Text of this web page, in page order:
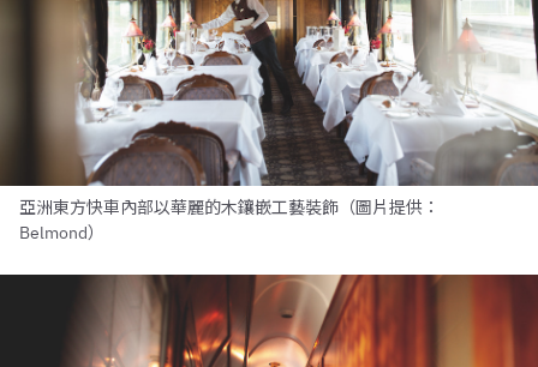
亞洲東方快車內部以華麗的木鑲嵌工藝裝飾（圖片提供：
Belmond）